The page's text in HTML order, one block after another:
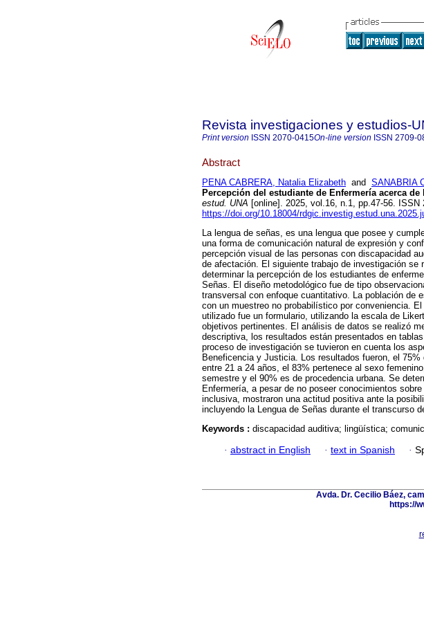
Revista investigaciones y estudios-
Print version ISSN 2070-0415On-line version ISSN 2709-
Abstract
PENA CABRERA, Natalia Elizabeth and SANABRIA
Percepción del estudiante de Enfermería acerca de
estud. UNA [online]. 2025, vol.16, n.1, pp.47-56. ISSN
https://doi.org/10.18004/
La lengua de señas, es una lengua que posee y
una forma de comunicación natural de expresión y
percepción visual de las personas con discapacidad
de afectación. El siguiente trabajo de investigación se
determinar la percepción de los estudiantes de
Señas. El diseño metodológico fue de tipo
transversal con enfoque cuantitativo. La población de
con un muestreo no probabilístico por conveniencia.
utilizado fue un formulario, utilizando la escala de
objetivos pertinentes. El análisis de datos se realizó
descriptiva, los resultados están presentados en
proceso de investigación se tuvieron en cuenta los
Beneficencia y Justicia. Los resultados fueron, el 75%
entre 21 a 24 años, el 83% pertenece al sexo
semestre y el 90% es de procedencia urbana. Se
Enfermería, a pesar de no poseer conocimientos
inclusiva, mostraron una actitud positiva ante la
incluyendo la Lengua de Señas durante el transcurso
Keywords : discapacidad auditiva; lingüística;
· abstract in English · text in Spanish ·
Avda. Dr. Cecilio Báez,
https://